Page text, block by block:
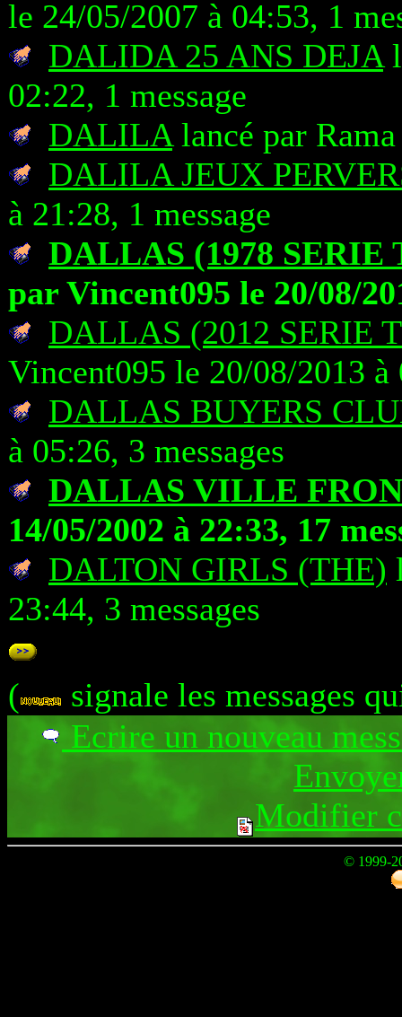
le 24/05/2007 à 04:53, 1
DALIDA 25 ANS DEJA
02:22, 1 message
DALILAlancé par
DALILA JEUX
à 21:28, 1 message
DALLAS (1978 SERIE
par Vincent095 le 20/08/
DALLAS (2012 SERIE
Vincent095 le 20/08/2013 à
DALLAS BUYERS
à 05:26, 3 messages
DALLAS VILLE
14/05/2002 à 22:33, 17
DALTON GIRLS (THE)
23:44, 3 messages
(
signale les messages
Ecrire un nouveau
Modifier
© 1999-